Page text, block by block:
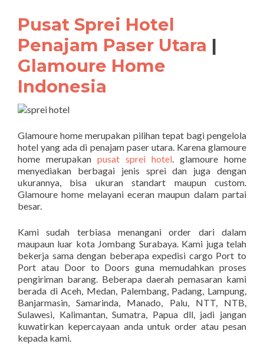
Pusat Sprei Hotel
Penajam Paser Utara |
Glamoure Home
Indonesia
Glamoure home merupakan pilihan tepat bagi pengelola
hotel yang ada di penajam paser utara. Karena glamoure
home merupakan pusat sprei hotel. glamoure home
menyediakan berbagai jenis sprei dan juga dengan
ukurannya, bisa ukuran standart maupun custom.
Glamoure home melayani eceran maupun dalam partai
besar.
Kami sudah terbiasa menangani order dari dalam
maupaun luar kota Jombang Surabaya. Kami juga telah
bekerja sama dengan beberapa expedisi cargo Port to
Port atau Door to Doors guna memudahkan proses
pengiriman barang. Beberapa daerah pemasaran kami
berada di Aceh, Medan, Palembang, Padang, Lampung,
Banjarmasin, Samarinda, Manado, Palu, NTT, NTB,
Sulawesi, Kalimantan, Sumatra, Papua dll, jadi jangan
kuwatirkan kepercayaan anda untuk order atau pesan
kepada kami.